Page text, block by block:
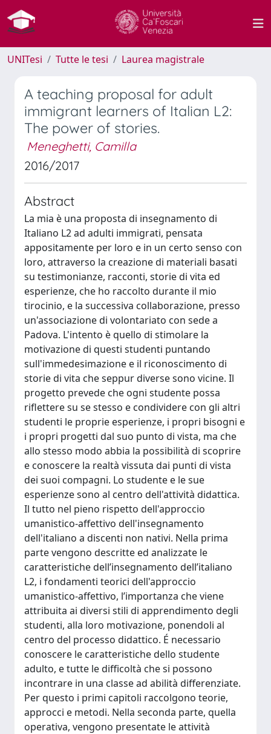
UNITesi Tutte le tesi Laurea magistrale
A teaching proposal for adult
immigrant learners of Italian L2:
The power of stories.
Meneghetti, Camilla
2016/2017
Abstract
La mia è una proposta di insegnamento di
Italiano L2 ad adulti immigrati, pensata
appositamente per loro e in un certo senso con
loro, attraverso la creazione di materiali basati
su testimonianze, racconti, storie di vita ed
esperienze, che ho raccolto durante il mio
tirocinio, e la successiva collaborazione, presso
un'associazione di volontariato con sede a
Padova. L'intento è quello di stimolare la
motivazione di questi studenti puntando
sull'immedesimazione e il riconoscimento di
storie di vita che seppur diverse sono vicine. Il
progetto prevede che ogni studente possa
riflettere su se stesso e condividere con gli altri
studenti le proprie esperienze, i propri bisogni e
i propri progetti dal suo punto di vista, ma che
allo stesso modo abbia la possibilità di scoprire
e conoscere la realtà vissuta dai punti di vista
dei suoi compagni. Lo studente e le sue
esperienze sono al centro dell'attività didattica.
Il tutto nel pieno rispetto dell'approccio
umanistico-affettivo dell'insegnamento
dell'italiano a discenti non nativi. Nella prima
parte vengono descritte ed analizzate le
caratteristiche dell’insegnamento dell’italiano
L2, i fondamenti teorici dell'approccio
umanistico-affettivo, l’importanza che viene
attribuita ai diversi stili di apprendimento degli
studenti, alla loro motivazione, ponendoli al
centro del processo didattico. É necessario
conoscere le caratteristiche dello studente
adulto, e tutte le difficoltà che si possono
incontrare in una classe ad abilità differenziate.
Per questo i primi capitoli raccolgono teorie,
approcci e metodi. Nella seconda parte, quella
operativa, vengono presentate le attività